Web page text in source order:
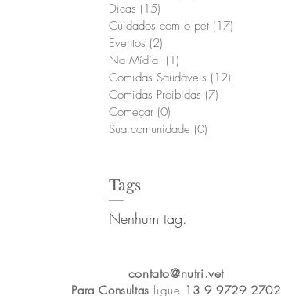
Dicas (15)
Cuidados com o pet (17)
Eventos (2)
Na Mídia! (1)
Comidas Saudáveis (12)
Comidas Proibidas (7)
Começar (0)
Sua comunidade (0)
Tags
Nenhum tag.
contato@nutri.vet
Para Consultas ligue 13 9 9729 2702